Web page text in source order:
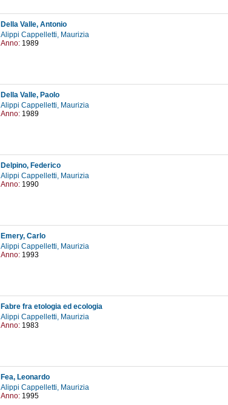
Della Valle, Antonio
Alippi Cappelletti, Maurizia
Anno: 1989
Della Valle, Paolo
Alippi Cappelletti, Maurizia
Anno: 1989
Delpino, Federico
Alippi Cappelletti, Maurizia
Anno: 1990
Emery, Carlo
Alippi Cappelletti, Maurizia
Anno: 1993
Fabre fra etologia ed ecologia
Alippi Cappelletti, Maurizia
Anno: 1983
Fea, Leonardo
Alippi Cappelletti, Maurizia
Anno: 1995